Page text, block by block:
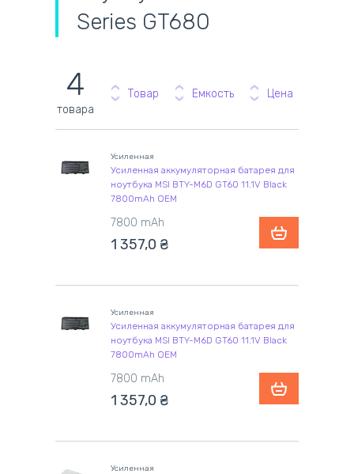
Series GT680
4
товара
Товар Емкость Цена
Усиленная
Усиленная аккумуляторная батарея для
ноутбука MSI BTY-M6D GT60 11.1V Black
7800mAh OEM
7800 mAh
1 357,0 ₴
Усиленная
Усиленная аккумуляторная батарея для
ноутбука MSI BTY-M6D GT60 11.1V Black
7800mAh OEM
7800 mAh
1 357,0 ₴
Усиленная